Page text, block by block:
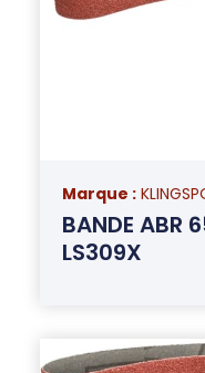
Marque :
BANDE ABR
LS309X